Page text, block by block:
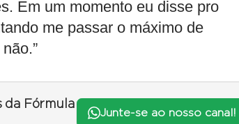
Em um momento eu disse pro
me passar o máximo de
da Fórmula
Junte-se ao nosso canal!